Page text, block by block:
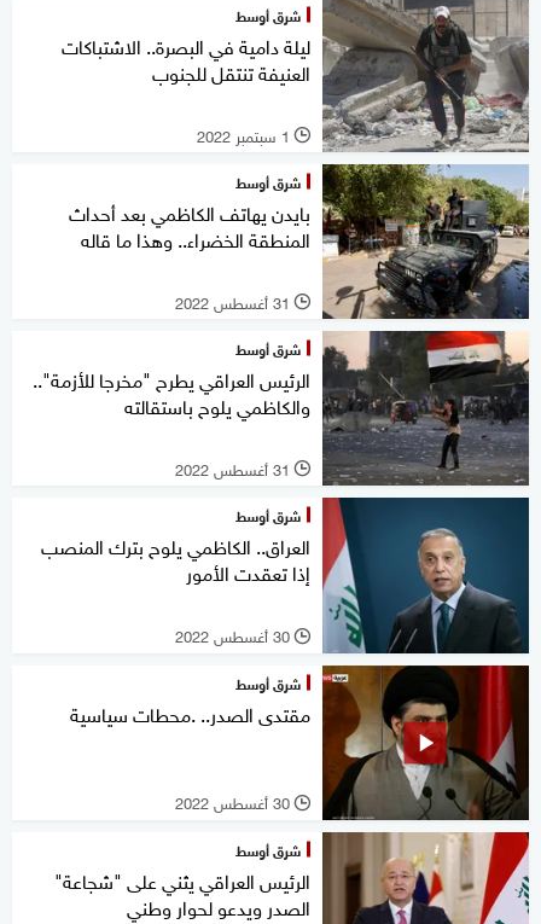
شرق أوسط
ليلة دامية في البصرة.. الاشتباكات
العنيفة تنتقل للجنوب
l 1 سبتمبر 2022
شرق أوسط
بايدن يهاتف الكاظمي بعد أحداث
المنطقة الخضراء.. وهذا ما قاله
l 31 أغسطس 2022
شرق أوسط
الرئيس العراقي يطرح "مخرجا للأزمة"..
والكاظمي يلوح باستقالته
l 31 أغسطس 2022
شرق أوسط
العراق.. الكاظمي يلوح بترك المنصب
إذا تعقدت الأمور
l 30 أغسطس 2022
شرق أوسط
مقتدى الصدر.. .محطات سياسية
l 30 أغسطس 2022
شرق أوسط
الرئيس العراقي يثني على "شجاعة"
الصدر ويدعو لحوار وطني